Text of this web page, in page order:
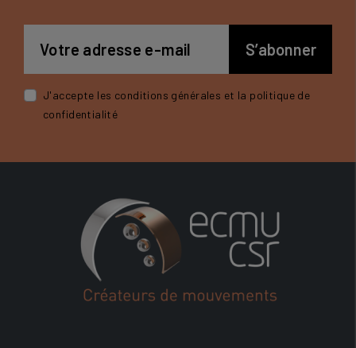
J'accepte les conditions générales et la politique de
confidentialité